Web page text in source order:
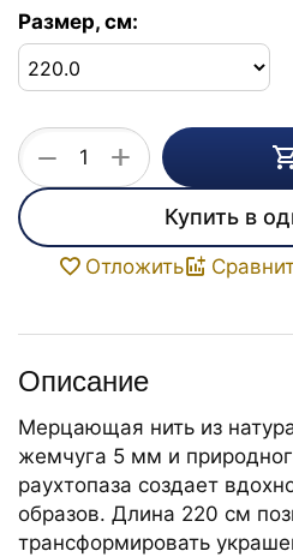
Размер, см:
+
−
Купить в
Отложить
Описание
Мерцающая нить из
жемчуга 5 мм и
раухтопаза создает
образов. Длина 220 см
трансформировать